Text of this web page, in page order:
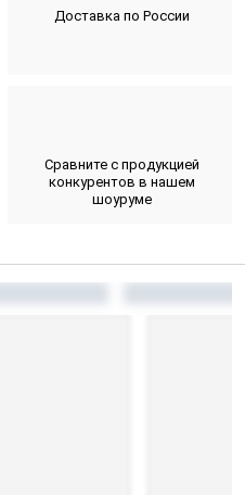
Доставка по России
Сравните с продукцией
конкурентов в нашем
шоуруме